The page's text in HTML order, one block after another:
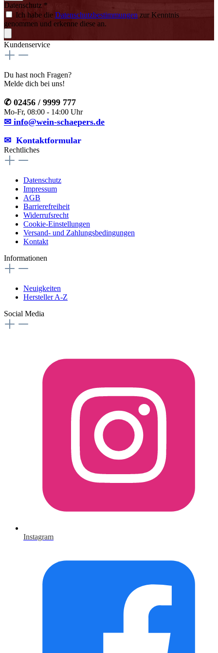
Datenschutz *
Ich habe die Datenschutzbestimmungen zur Kenntnis
genommen und erkenne diese an.
Kundenservice
Du hast noch Fragen?
Melde dich bei uns!
✆ 02456 / 9999 777
Mo-Fr, 08:00 - 14:00 Uhr
✉ info@wein-schaepers.de
✉︎ Kontaktformular
Rechtliches
Datenschutz
Impressum
AGB
Barrierefreiheit
Widerrufsrecht
Cookie-Einstellungen
Versand- und Zahlungsbedingungen
Kontakt
Informationen
Neuigkeiten
Hersteller A-Z
Social Media
Instagram